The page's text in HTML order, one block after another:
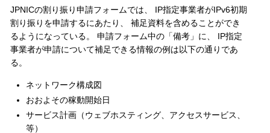
JPNICの割り振り申請フォームでは、 IP指定事業者がIPv6初期
割り振りを申請するにあたり、 補足資料を含めることができ
るようになっている。 申請フォーム中の「備考」に、 IP指定
事業者が申請について補足できる情報の例は以下の通りであ
る。
ネットワーク構成図
おおよその稼動開始日
サービス計画（ウェブホスティング、アクセスサービス、
等）